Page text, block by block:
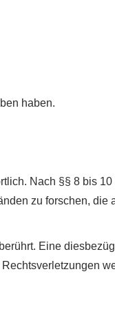
haben.
Nach §§ 8 bis
zu forschen, die
Eine